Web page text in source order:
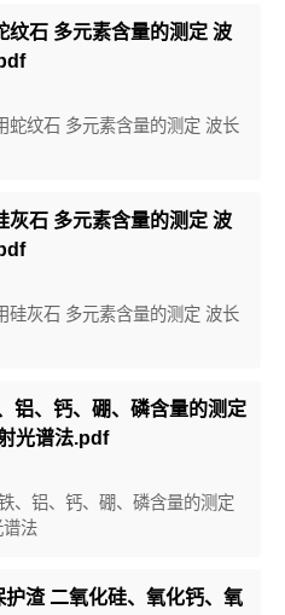
石 多元素含量的测定 波
纹石 多元素含量的测定 波长
石 多元素含量的测定 波
灰石 多元素含量的测定 波长
铝、钙、硼、磷含量的测定
光谱法.pdf
、铝、钙、硼、磷含量的测定
谱法
渣 二氧化硅、氧化钙、氧